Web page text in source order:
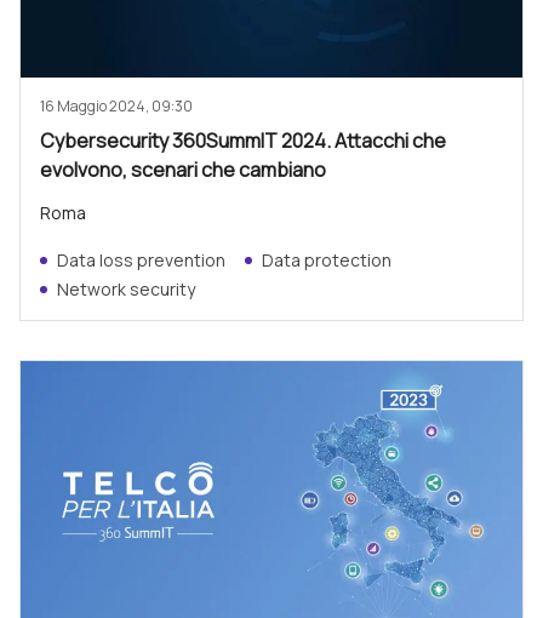
16 Maggio 2024, 09:30
Cybersecurity 360SummIT 2024. Attacchi che
evolvono, scenari che cambiano
Roma
Data loss prevention
Data protection
Network security